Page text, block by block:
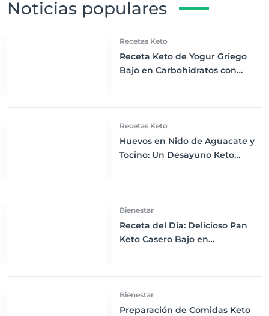
Noticias populares
Recetas Keto
Receta Keto de Yogur Griego
Bajo en Carbohidratos con
Recetas Keto
Huevos en Nido de Aguacate y
Tocino: Un Desayuno Keto
Bienestar
Receta del Día: Delicioso Pan
Keto Casero Bajo en
Bienestar
Preparación de Comidas Keto